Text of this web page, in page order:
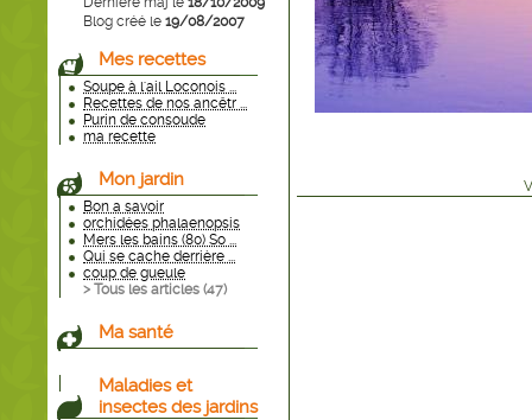
Blog créé le 19/08/2007
Mes recettes
Soupe à l'ail Loconois ...
Recettes de nos ancêtr ...
Purin de consoude
ma recette
Mon jardin
Bon a savoir
orchidées phalaenopsis
Mers les bains (80) So ...
Qui se cache derrière ...
coup de gueule
> Tous les articles (47)
Ma santé
Maladies et
insectes des jardins